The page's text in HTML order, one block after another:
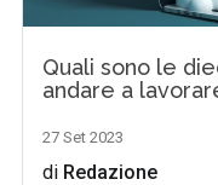
Quali sono le
andare a
27 Set 2023
di Redazione